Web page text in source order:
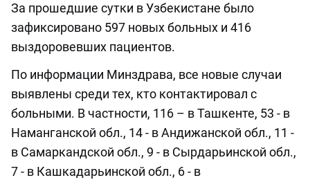
За прошедшие сутки в Узбекистане было
зафиксировано 597 новых больных и 416
выздоровевших пациентов.
По информации Минздрава, все новые случаи
выявлены среди тех, кто контактировал с
больными. В частности, 116 – в Ташкенте, 53 - в
Наманганской обл., 14 - в Андижанской обл., 11 -
в Самаркандской обл., 9 - в Сырдарьинской обл.,
7 - в Кашкадарьинской обл., 6 - в